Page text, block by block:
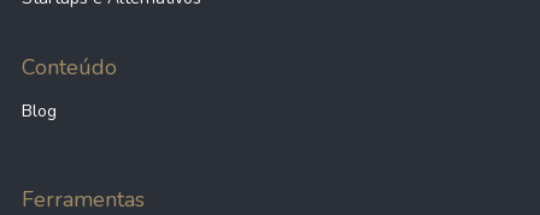
Conteúdo
Blog
Ferramentas